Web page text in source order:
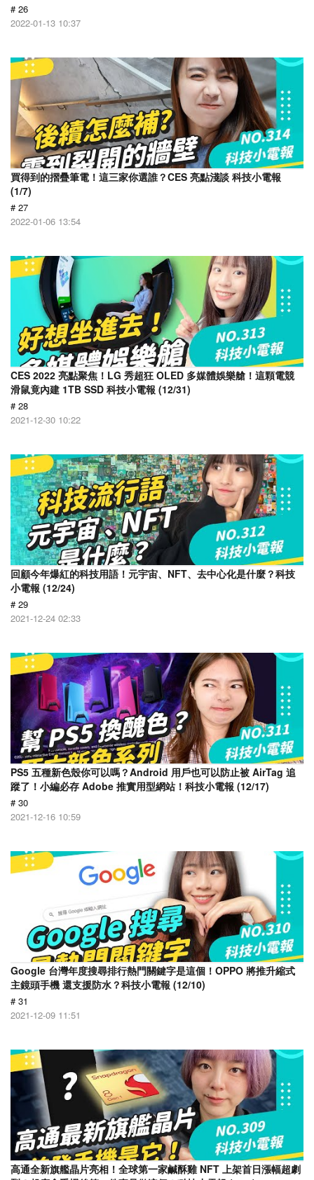
# 26
2022-01-13 10:37
買得到的摺疊筆電！這三家你選誰？CES 亮點淺談 科技小電報
(1/7)
# 27
2022-01-06 13:54
CES 2022 亮點聚焦！LG 秀超狂 OLED 多媒體娛樂艙！這顆電競
滑鼠竟內建 1TB SSD 科技小電報 (12/31)
# 28
2021-12-30 10:22
回顧今年爆紅的科技用語！元宇宙、NFT、去中心化是什麼？科技
小電報 (12/24)
# 29
2021-12-24 02:33
PS5 五種新色殼你可以嗎？Android 用戶也可以防止被 AirTag 追
蹤了！小編必存 Adobe 推實用型網站！科技小電報 (12/17)
# 30
2021-12-16 10:59
Google 台灣年度搜尋排行熱門關鍵字是這個！OPPO 將推升縮式
主鏡頭手機 還支援防水？科技小電報 (12/10)
# 31
2021-12-09 11:51
高通全新旗艦晶片亮相！全球第一家鹹酥雞 NFT 上架首日漲幅超劇